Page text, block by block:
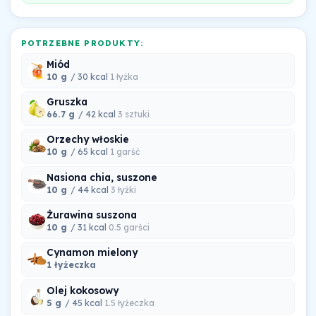
POTRZEBNE PRODUKTY:
Miód
10 g / 30 kcal 1 łyżka
Gruszka
66.7 g / 42 kcal 3 sztuki
Orzechy włoskie
10 g / 65 kcal 1 garść
Nasiona chia, suszone
10 g / 44 kcal 3 łyżki
Żurawina suszona
10 g / 31 kcal 0.5 garści
Cynamon mielony
1 łyżeczka
Olej kokosowy
5 g / 45 kcal 1.5 łyżeczka